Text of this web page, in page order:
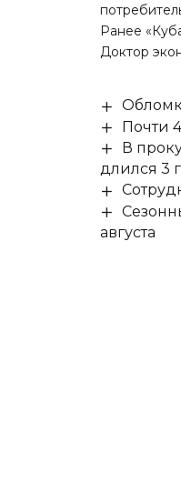
Ранее
Доктор
Почти
В
длился 3
августа